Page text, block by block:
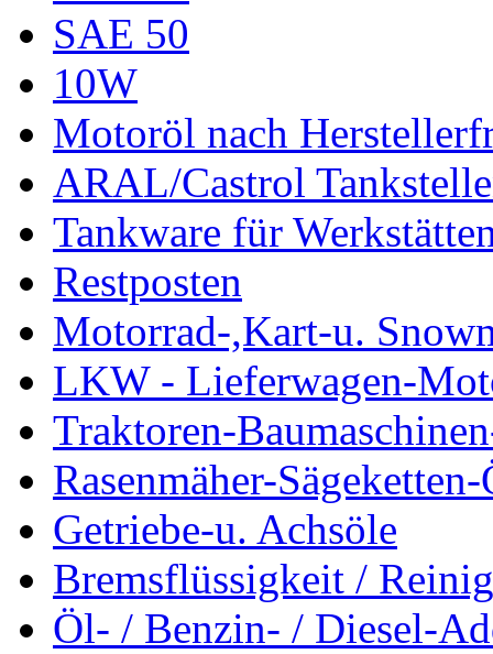
SAE 50
10W
Motoröl nach
ARAL/Castrol
Tankware für
Restposten
Motorrad-,Kart-u.
LKW - Lieferwagen-
Traktoren-
Rasenmäher-
Getriebe-u. Achsöle
Bremsflüssigkeit /
Öl- / Benzin- / Diesel-